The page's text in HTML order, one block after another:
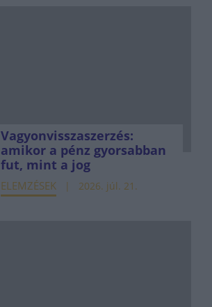
Vagyonvisszaszerzés:
amikor a pénz gyorsabban
fut, mint a jog
ELEMZÉSEK 2026. júl. 21.